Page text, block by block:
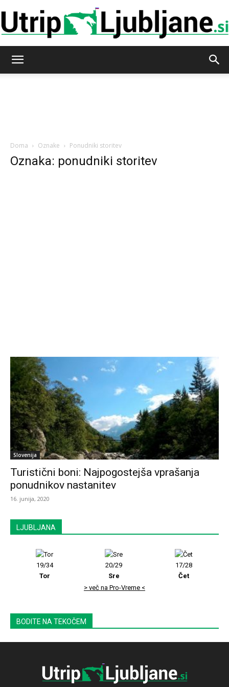
Doma Oznake Ponudniki storitev
Oznaka: ponudniki storitev
Slovenija
Turistični boni: Najpogostejša vprašanja
ponudnikov nastanitev
16. junija, 2020
LJUBLJANA
19/34
Tor
20/29
Sre
17/28
Čet
> več na Pro-Vreme <
BODITE NA TEKOČEM